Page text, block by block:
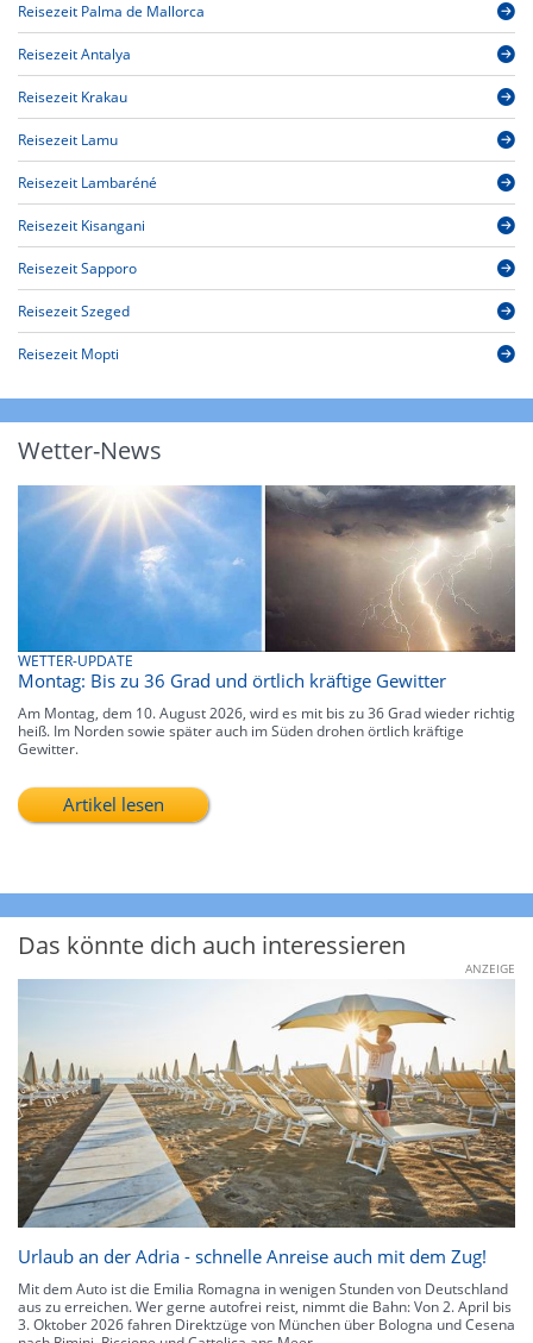
Reisezeit Palma de Mallorca
Reisezeit Antalya
Reisezeit Krakau
Reisezeit Lamu
Reisezeit Lambaréné
Reisezeit Kisangani
Reisezeit Sapporo
Reisezeit Szeged
Reisezeit Mopti
Wetter-News
WETTER-UPDATE
Montag: Bis zu 36 Grad und örtlich kräftige Gewitter
Am Montag, dem 10. August 2026, wird es mit bis zu 36 Grad wieder richtig
heiß. Im Norden sowie später auch im Süden drohen örtlich kräftige
Gewitter.
Artikel lesen
Das könnte dich auch interessieren
ANZEIGE
Urlaub an der Adria - schnelle Anreise auch mit dem Zug!
Mit dem Auto ist die Emilia Romagna in wenigen Stunden von Deutschland
aus zu erreichen. Wer gerne autofrei reist, nimmt die Bahn: Von 2. April bis
3. Oktober 2026 fahren Direktzüge von München über Bologna und Cesena